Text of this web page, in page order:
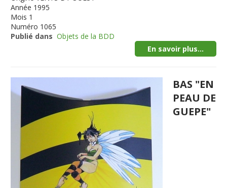
Année 1995
Mois 1
Numéro 1065
Publié dans Objets de la BDD
En savoir plus...
BAS "EN
PEAU DE
GUEPE"